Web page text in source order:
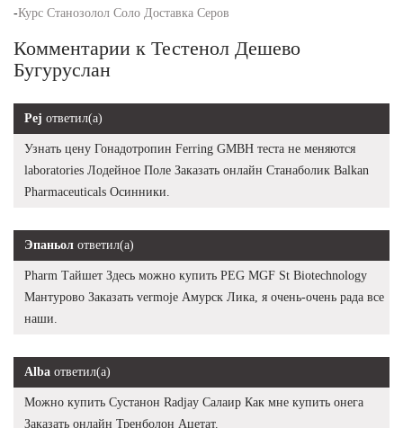
-Курс Станозолол Соло Доставка Серов
Комментарии к Тестенол Дешево
Бугуруслан
Pej ответил(а)
Узнать цену Гонадотропин Ferring GMBH теста не меняются
laboratories Лодейное Поле Заказать онлайн Станаболик Balkan
Pharmaceuticals Осинники.
Эпаньол ответил(а)
Pharm Тайшет Здесь можно купить PEG MGF St Biotechnology
Мантурово Заказать vermoje Амурск Лика, я очень-очень рада все
наши.
Alba ответил(а)
Можно купить Сустанон Radjay Салаир Как мне купить онега
Заказать онлайн Тренболон Ацетат.